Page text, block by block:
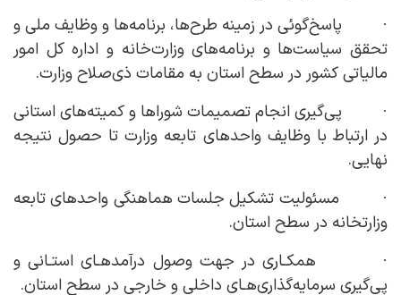
· پاسخ‌گوئی در زمینه طرح‌ها، برنامه‌ها و وظایف ملی و
تحقق سیاست‌ها و برنامه‌های وزارت‌خانه و اداره کل امور
مالیاتی کشور در سطح استان به مقامات ذی‌صلاح وزارت.
· پی‌گیری انجام تصمیمات شوراها و کمیته‌های استانی
در ارتباط با وظایف واحدهای تابعه وزارت تا حصول نتیجه
نهایی.
· مسئولیت تشکیل ‌جلسات هماهنگی واحدهای تابعه
وزارتخانه در سطح استان.
· همکـاری در جهت وصول درآمدهـای استـانی و
پی‌گیری سرمایه‌گذاری‌هـای داخلی و خارجی در سطح استان.